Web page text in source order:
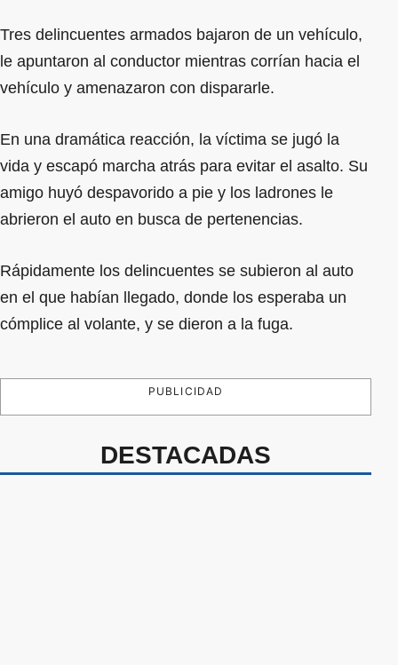
Tres delincuentes armados bajaron de un vehículo,
le apuntaron al conductor mientras corrían hacia el
vehículo y amenazaron con dispararle.
En una dramática reacción, la víctima se jugó la
vida y escapó marcha atrás para evitar el asalto. Su
amigo huyó despavorido a pie y los ladrones le
abrieron el auto en busca de pertenencias.
Rápidamente los delincuentes se subieron al auto
en el que habían llegado, donde los esperaba un
cómplice al volante, y se dieron a la fuga.
PUBLICIDAD
DESTACADAS